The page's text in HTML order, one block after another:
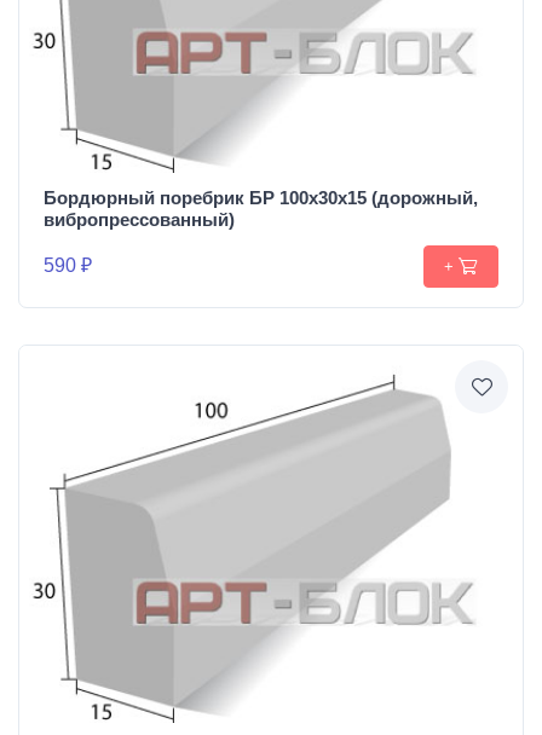
Бордюрный поребрик БР 100х30х15 (дорожный,
вибропрессованный)
590 ₽ +